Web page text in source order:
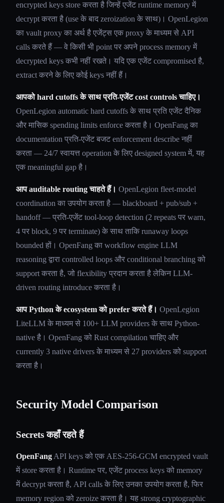
encrypted keys store करता है जिन्हें एजेंट runtime memory में
decrypt करता है (use के बाद zeroization के साथ)। OpenLegion
का vault proxy का अर्थ है एजेंट्स एक proxy के माध्यम से API
calls करते हैं — वे किसी भी point पर अपने process memory में
decrypted keys कभी नहीं रखते। यदि एक एजेंट compromised है,
extract करने के लिए कोई keys नहीं हैं।
आपको hard cutoffs के साथ प्रति-एजेंट cost controls चाहिए।
OpenLegion automatic hard cutoffs के साथ प्रति एजेंट दैनिक
और मासिक spending limits enforce करता है। OpenFang का
documentation प्रति-एजेंट बजट enforcement describe नहीं
करता — 24/7 स्वायत्त operation के लिए designed system में, यह
एक meaningful gap है।
आप auditable routing चाहते हैं। OpenLegion fleet-model
coordination का उपयोग करता है — blackboard + pub/sub +
handoff — प्रति-एजेंट tool-loop detection (2 repeats पर warn,
4 पर block, 9 पर terminate) के साथ ताकि runaway loops
bounded हों। OpenFang का workflow engine LLM
reasoning द्वारा controlled loops और conditional branching को
support करता है, जो flexibility प्रदान करता है लेकिन LLM-
driven routing introduce करता है।
आप Python के ecosystem को prefer करते हैं। OpenLegion
LiteLLM के माध्यम से 100+ LLM providers के साथ Python-
native है। OpenFang को Rust compilation चाहिए और
currently 3 native drivers के माध्यम से 27 providers को support
करता है।
Security Model Comparison
Secrets कहाँ रहते हैं
OpenFang API keys को एक AES-256-GCM encrypted vault
में store करता है। Runtime पर, एजेंट process keys को memory
में decrypt करता है, API calls के लिए उनका उपयोग करता है, फिर
memory region को zeroize करता है। यह strong cryptographic